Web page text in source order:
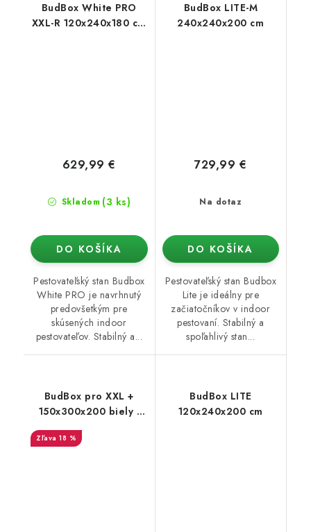
BudBox White PRO
XXL-R 120x240x180 cm
Skladom (3 ks)
629,99 €
DO KOŠÍKA
Pestovateľský stan Budbox
White PRO je navrhnutý
predovšetkým pre
skúsených indoor
pestovateľov. Stabilný a...
BudBox LITE-M
240x240x200 cm
Na dotaz
729,99 €
DO KOŠÍKA
Pestovateľský stan Budbox
Lite je ideálny pre
začiatočníkov v indoor
pestovaní. Stabilný a
spoľahlivý stan...
BudBox pro XXL +
150x300x200 biely -
rastové stan
18 %
BudBox LITE
120x240x200 cm